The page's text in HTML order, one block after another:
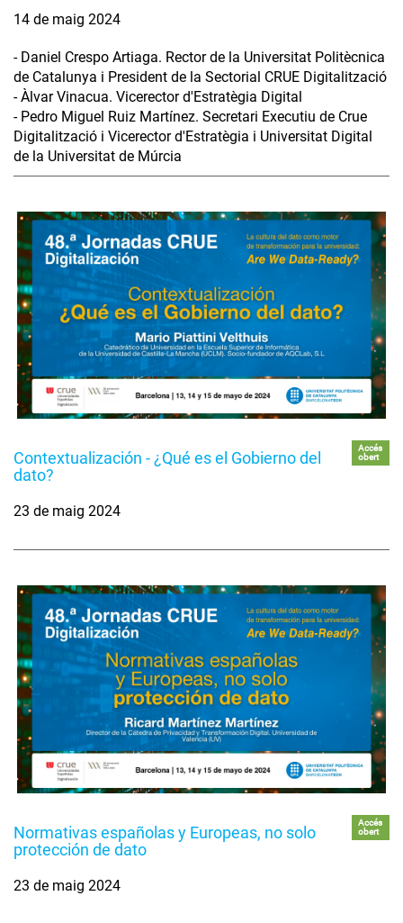
14 de maig 2024
- Daniel Crespo Artiaga. Rector de la Universitat Politècnica
de Catalunya i President de la Sectorial CRUE Digitalització
- Àlvar Vinacua. Vicerector d'Estratègia Digital
- Pedro Miguel Ruiz Martínez. Secretari Executiu de Crue
Digitalització i Vicerector d'Estratègia i Universitat Digital
de la Universitat de Múrcia
Contextualización - ¿Qué es el Gobierno del
dato?
Accés
obert
23 de maig 2024
Normativas españolas y Europeas, no solo
protección de dato
Accés
obert
23 de maig 2024